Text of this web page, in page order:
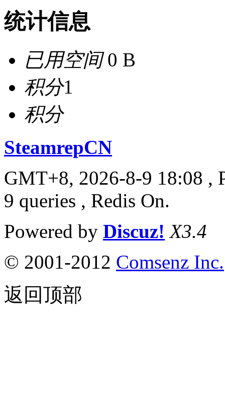
统计信息
已用空间0 B
积分1
积分
SteamrepCN
GMT+8, 2026-8-9 18:08 ,
9 queries , Redis On.
Powered by Discuz! X3.4
© 2001-2012 Comsenz Inc.
返回顶部